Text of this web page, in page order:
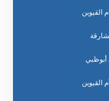
القيوين
القيوين